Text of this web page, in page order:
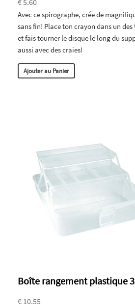
Avec ce spirographe, crée de
sans fin! Place ton crayon dans un
et fais tourner le disque le long du
aussi avec des craies!
Ajouter au Panier
Boîte rangement plastique
€ 10.55